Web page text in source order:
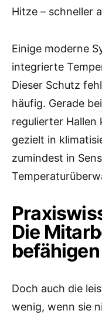
Hitze – schneller
Einige moderne
integrierte
Dieser Schutz
häufig. Gerade
regulierter Hallen
gezielt in
zumindest in
Die
befähigen
Doch auch die
wenig, wenn sie